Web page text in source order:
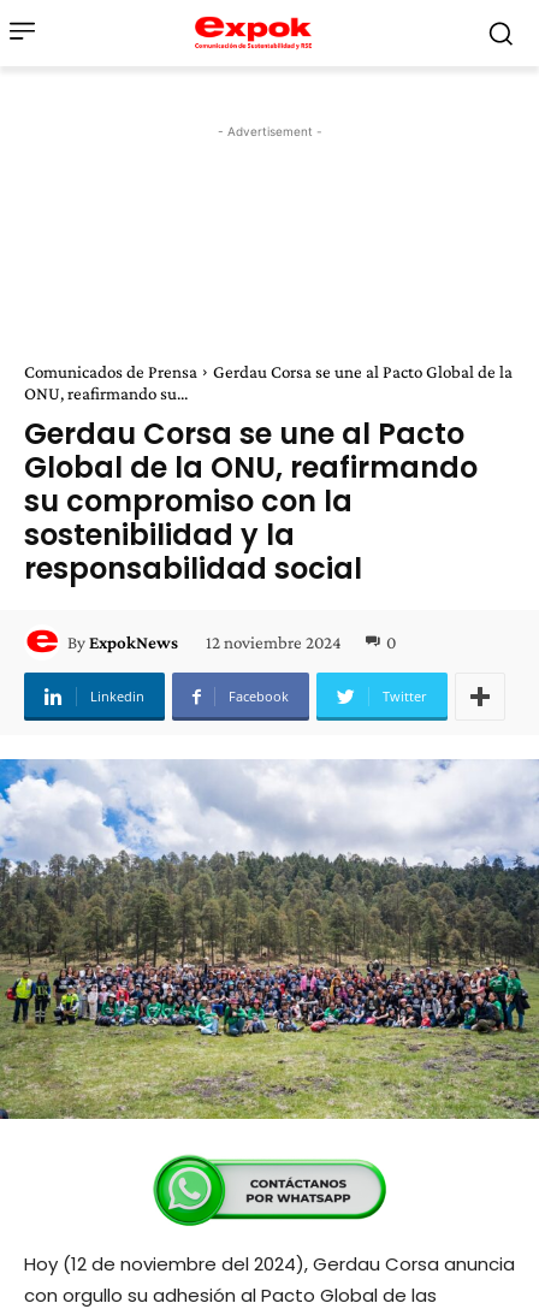
- Advertisement -
Comunicados de Prensa
Gerdau Corsa se une al Pacto Global de la
ONU, reafirmando su...
Gerdau Corsa se une al Pacto
Global de la ONU, reafirmando
su compromiso con la
sostenibilidad y la
responsabilidad social
ByExpokNews 12 noviembre 2024 0
Linkedin Facebook Twitter
Hoy (12 de noviembre del 2024), Gerdau Corsa anuncia
con orgullo su adhesión al Pacto Global de las